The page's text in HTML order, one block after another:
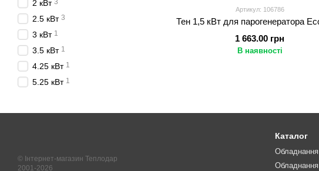
Артикул: 106786
Тен 1,5 кВт для парогенератора
1 663.00 грн
В наявності
2 кВт 3
2.5 кВт 3
3 кВт 1
3.5 кВт 1
4.25 кВт 1
5.25 кВт 1
© Інтернет-магазин Теплодар
2001-2026
Каталог